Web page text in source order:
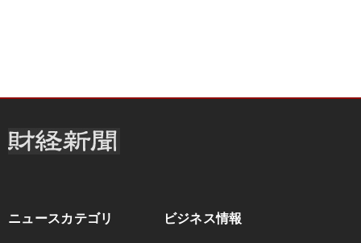
ニュースカテゴリ ビジネス情報